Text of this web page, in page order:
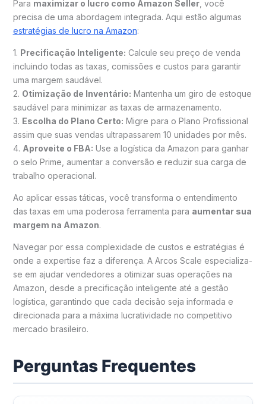
Para maximizar o lucro como Amazon Seller, você
precisa de uma abordagem integrada. Aqui estão algumas
estratégias de lucro na Amazon:
1. Precificação Inteligente: Calcule seu preço de venda
incluindo todas as taxas, comissões e custos para garantir
uma margem saudável.
2. Otimização de Inventário: Mantenha um giro de estoque
saudável para minimizar as taxas de armazenamento.
3. Escolha do Plano Certo: Migre para o Plano Profissional
assim que suas vendas ultrapassarem 10 unidades por mês.
4. Aproveite o FBA: Use a logística da Amazon para ganhar
o selo Prime, aumentar a conversão e reduzir sua carga de
trabalho operacional.
Ao aplicar essas táticas, você transforma o entendimento
das taxas em uma poderosa ferramenta para aumentar sua
margem na Amazon.
Navegar por essa complexidade de custos e estratégias é
onde a expertise faz a diferença. A Arcos Scale especializa-
se em ajudar vendedores a otimizar suas operações na
Amazon, desde a precificação inteligente até a gestão
logística, garantindo que cada decisão seja informada e
direcionada para a máxima lucratividade no competitivo
mercado brasileiro.
Perguntas Frequentes